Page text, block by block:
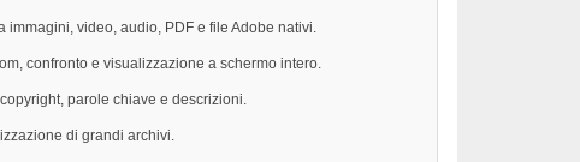
video, audio, PDF e file Adobe nativi.
confronto e visualizzazione a schermo intero.
parole chiave e descrizioni.
di grandi archivi.